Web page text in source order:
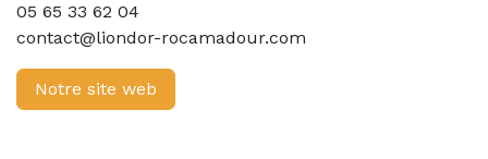
05 65 33 62 04
contact@liondor-rocamadour.com
Notre site web